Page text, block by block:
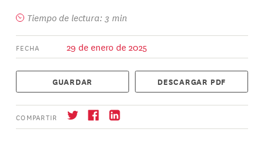
Tiempo de lectura: 3 min
FECHA 29 de enero de 2025
GUARDAR DESCARGAR PDF
COMPARTIR